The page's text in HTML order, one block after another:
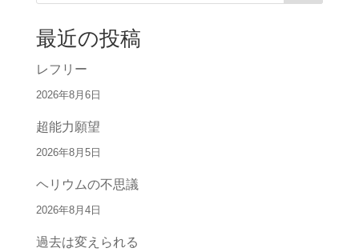
最近の投稿
レフリー
2026年8月6日
超能力願望
2026年8月5日
ヘリウムの不思議
2026年8月4日
過去は変えられる